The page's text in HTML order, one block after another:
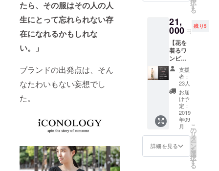
たら、その服はその人の人
生にとって忘れられない存
在になれるかもしれな
い。」
ブランドの出発点は、そん
なたわいもない妄想でし
た。
んなお
部屋に
も馴染
みま
す。 ・
色はオ
フホワ
イトと
グレー
の２色
セット
です。
・お届
けは、7
月下旬
から8月
初旬を
ん
IRE限定
企画。
あなた
の好き
な写真
がモノ
クロの
刺繍T
シャツ
に。 世
界に一
つだけ
の刺繍T
シャツ
を作り
ません
か。 ・
択
す
る
21,
000 円
残り5
【花を
着るワ
ンピー
ス#01
BEIGE
】 クラ
ウド
ファン
ディン
グ特別
価格に
てお届
けしま
す。 ①
袖に咲
かせる
支援
者：
23人
お届
け予
定：
2019
年09
月
詳細を見る
こ
の
リ
タ
ー
ン
を
選
択
す
る